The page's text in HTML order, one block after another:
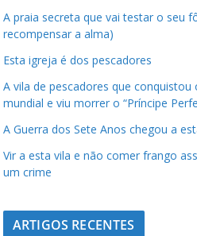
A praia secreta que vai testar o seu
recompensar a alma)
Esta igreja é dos pescadores
A vila de pescadores que conquistou
mundial e viu morrer o “Príncipe
A Guerra dos Sete Anos chegou a
Vir a esta vila e não comer frango
um crime
ARTIGOS RECENTES